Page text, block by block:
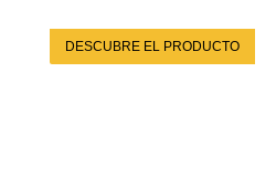
DESCUBRE EL PRODUCTO